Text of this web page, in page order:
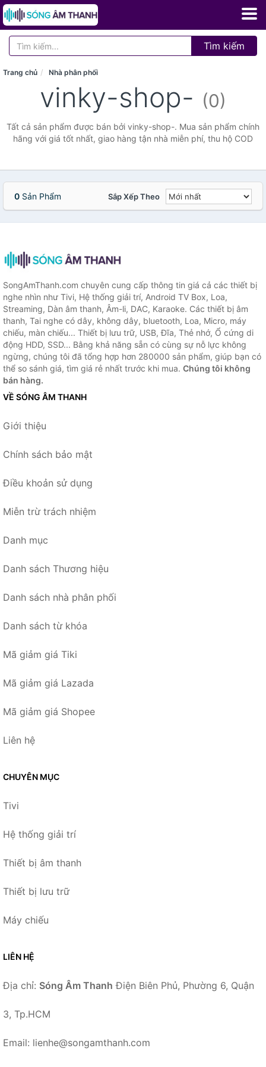
Tìm kiếm
Trang chủ Nhà phân phối
vinky-shop- (0)
Tất cả sản phẩm được bán bởi vinky-shop-. Mua sản phẩm chính
hãng với giá tốt nhất, giao hàng tận nhà miễn phí, thu hộ COD
0 Sản Phẩm Sắp Xếp Theo
SongAmThanh.com chuyên cung cấp thông tin giá cả các thiết bị
nghe nhìn như Tivi, Hệ thống giải trí, Android TV Box, Loa,
Streaming, Dàn âm thanh, Âm-li, DAC, Karaoke. Các thiết bị âm
thanh, Tai nghe có dây, không dây, bluetooth, Loa, Micro, máy
chiếu, màn chiếu... Thiết bị lưu trữ, USB, Đĩa, Thẻ nhớ, Ổ cứng di
động HDD, SSD... Bằng khả năng sẵn có cùng sự nỗ lực không
ngừng, chúng tôi đã tổng hợp hơn 280000 sản phẩm, giúp bạn có
thể so sánh giá, tìm giá rẻ nhất trước khi mua. Chúng tôi không
bán hàng.
VỀ SÓNG ÂM THANH
Giới thiệu
Chính sách bảo mật
Điều khoản sử dụng
Miễn trừ trách nhiệm
Danh mục
Danh sách Thương hiệu
Danh sách nhà phân phối
Danh sách từ khóa
Mã giảm giá Tiki
Mã giảm giá Lazada
Mã giảm giá Shopee
Liên hệ
CHUYÊN MỤC
Tivi
Hệ thống giải trí
Thiết bị âm thanh
Thiết bị lưu trữ
Máy chiếu
LIÊN HỆ
Địa chỉ: Sóng Âm Thanh Điện Biên Phủ, Phường 6, Quận
3, Tp.HCM
Email: lienhe@songamthanh.com